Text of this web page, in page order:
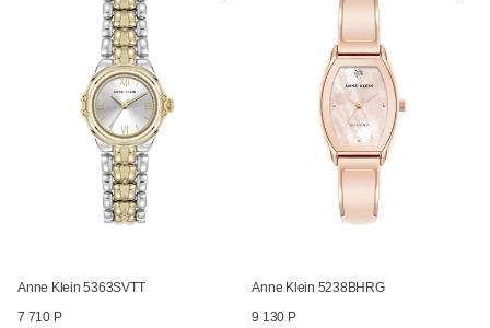
Anne Klein 5363SVTT
7 710 Р
Anne Klein 5238BHRG
9 130 Р